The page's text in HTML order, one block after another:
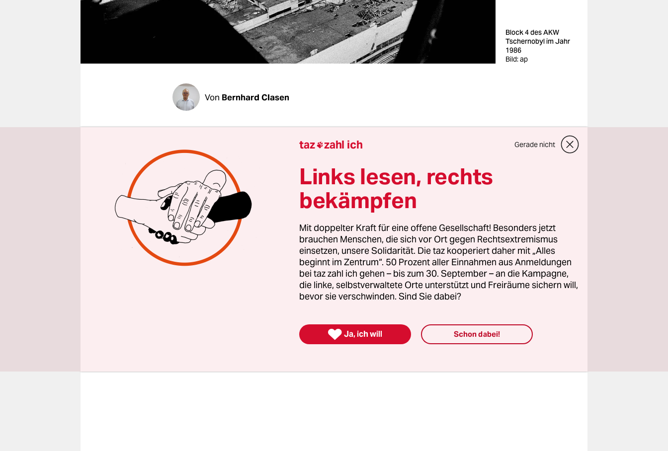
fragen & hilfe
genossenschaft
Block 4 des AKW
Tschernobyl im Jahr
1986
Bild: ap
Von Bernhard Clasen
Immer wieder hatten Experten gewarnt: Die nach der
Reaktorkatastrophe von Tschernobyl 1986 über den havarierten
Reaktor gebaute Betonhülle, der „Sarkophag“, werde weder einem
Erdbeben noch Flugzeugabstürzen standhalten.
Offenbar genügten in der vergangenen Woche trivialere
Naturereignisse: Starker Schneefall hatte ein Dach und eine Wand des
Sarkophags der Turbinenhalle zum Einsturz gebracht, sie befindet sich
unmittelbar neben dem zerstörten Reaktor.
taz zahl ich Gerade nicht
Links lesen, rechts
bekämpfen
Mit doppelter Kraft für eine offene Gesellschaft! Besonders jetzt
brauchen Menschen, die sich vor Ort gegen Rechtsextremismus
einsetzen, unsere Solidarität. Die taz kooperiert daher mit „Alles
beginnt im Zentrum“. 50 Prozent aller Einnahmen aus Anmeldungen
bei taz zahl ich gehen – bis zum 30. September – an die Kampagne,
die linke, selbstverwaltete Orte unterstützt und Freiräume sichern will,
bevor sie verschwinden. Sind Sie dabei?
 Ja, ich will Schon dabei!